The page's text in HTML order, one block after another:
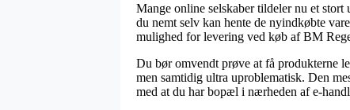
Mange online selskaber tildeler nu et
du nemt selv kan hente de nyindkøbte
mulighed for levering ved køb af BM
Du bør omvendt prøve at få produkterne
men samtidig ultra uproblematisk. Den
med at du har bopæl i nærheden af e-